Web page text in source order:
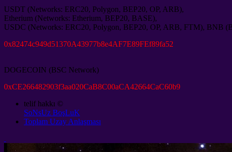
USDT (Networks: ERC20, Polygon, BEP20, OP, ARB),
Etherium (Networks: Etherium, BEP20, BASE),
USDC (Networks: ERC20, Polygon, BEP20, OP, ARB, FTM), BNB (
0x82474c949d51370A43977b8e4AF7E89FEf89fa52
DOGECOIN (BSC Network)
0xCE266482903f3aa020CaB8C00aCA42664CaC60b9
telif hakkı ©
SoNsUz BoşLuK
Toplam Uzay Anlaşması